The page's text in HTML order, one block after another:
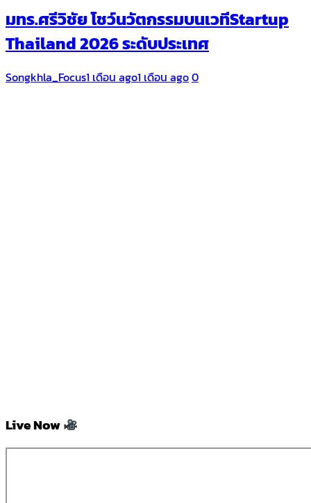
มทร.ศรีวิชัย โชว์นวัตกรรมบนเวทีStartup
Thailand 2026 ระดับประเทศ
Songkhla_Focus1 เดือน ago1 เดือน ago0
Live Now